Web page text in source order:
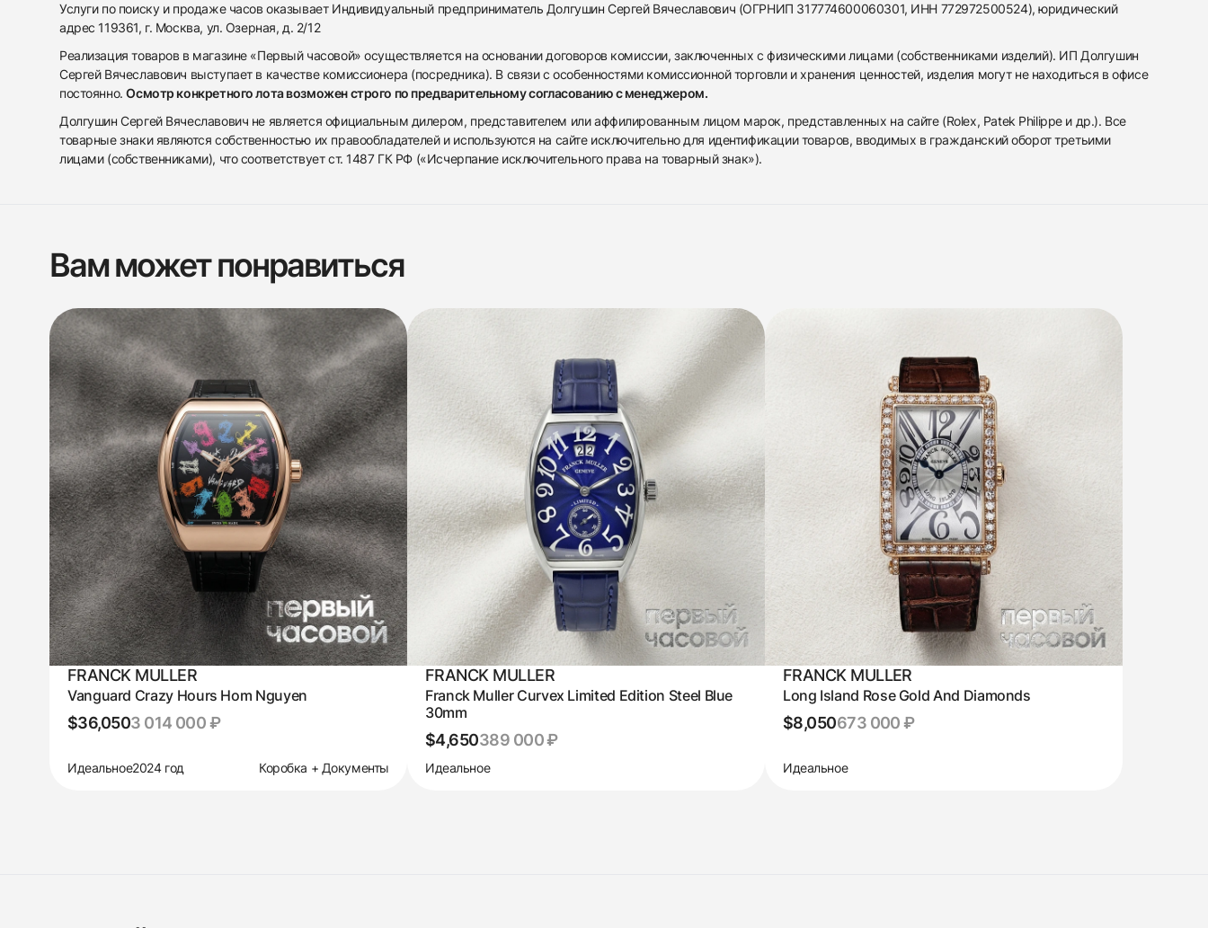
Услуги по поиску и продаже часов оказывает Индивидуальный предприниматель Долгушин Сергей Вячеславович (ОГРНИП 317774600060301, ИНН 772972500524), юридический
адрес 119361, г. Москва, ул. Озерная, д. 2/12
Реализация товаров в магазине «Первый часовой» осуществляется на основании договоров комиссии, заключенных с физическими лицами (собственниками изделий). ИП Долгушин
Сергей Вячеславович выступает в качестве комиссионера (посредника). В связи с особенностями комиссионной торговли и хранения ценностей, изделия могут не находиться в офисе
постоянно.Осмотр конкретного лота возможен строго по предварительному согласованию с менеджером.
Долгушин Сергей Вячеславович не является официальным дилером, представителем или аффилированным лицом марок, представленных на сайте (Rolex, Patek Philippe и др.). Все
товарные знаки являются собственностью их правообладателей и используются на сайте исключительно для идентификации товаров, вводимых в гражданский оборот третьими
лицами (собственниками), что соответствует ст. 1487 ГК РФ («Исчерпание исключительного права на товарный знак»).
Вам может понравиться
FRANCK MULLER
Vanguard Crazy Hours Hom Nguyen
$36,0503 014 000 ₽
Идеальное2024 год Коробка + Документы
FRANCK MULLER
Franck Muller Curvex Limited Edition Steel Blue
30mm
$4,650389 000 ₽
Идеальное
FRANCK MULLER
Long Island Rose Gold And Diamonds
$8,050673 000 ₽
Идеальное